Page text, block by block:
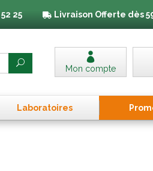
25 Livraison Offerte dès
Mon compte
Laboratoires